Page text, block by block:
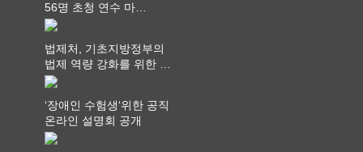
56명 초청 연수 마
쳐...“수업은 더 깊게, 교
법제처, 기초지방정부의
법제 역량 강화를 위한 전
라권 현장설명회 개최
‘장애인 수험생‘위한 공직
온라인 설명회 공개